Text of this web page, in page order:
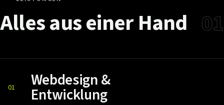
AllesauseinerHand 01
01 Webdesign &
Entwicklung